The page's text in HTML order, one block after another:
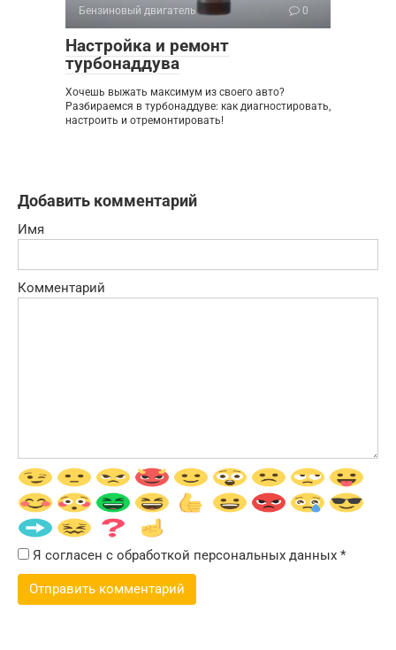
Бензиновый двигатель 0
Настройка и ремонт
турбонаддува
Хочешь выжать максимум из своего авто?
Разбираемся в турбонаддуве: как диагностировать,
настроить и отремонтировать!
Добавить комментарий
Имя
Комментарий
Я согласен с обработкой персональных данных *